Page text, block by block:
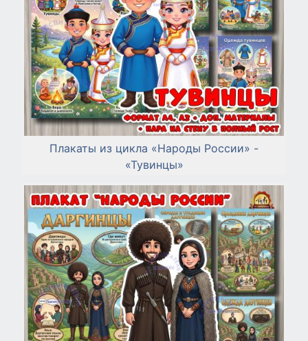
Плакаты из цикла «Народы России» -
«Тувинцы»